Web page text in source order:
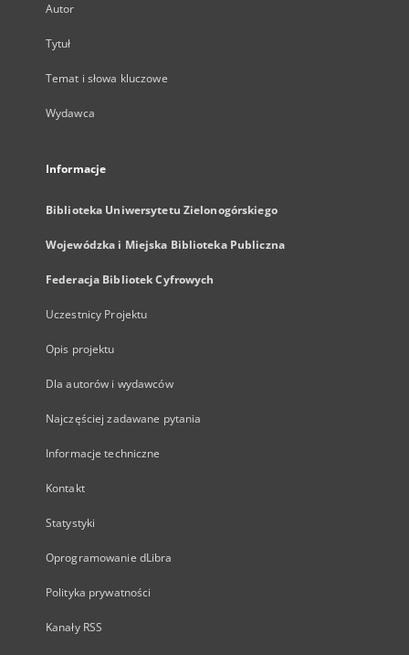
Autor
Tytuł
Temat i słowa kluczowe
Wydawca
Informacje
Biblioteka Uniwersytetu Zielonogórskiego
Wojewódzka i Miejska Biblioteka Publiczna
Federacja Bibliotek Cyfrowych
Uczestnicy Projektu
Opis projektu
Dla autorów i wydawców
Najczęściej zadawane pytania
Informacje techniczne
Kontakt
Statystyki
Oprogramowanie dLibra
Polityka prywatności
Kanały RSS